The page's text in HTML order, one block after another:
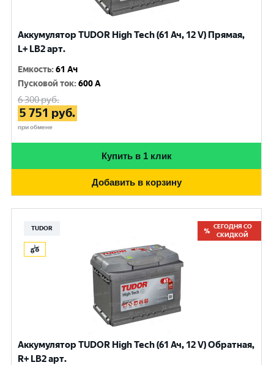
Аккумулятор TUDOR High Tech (61 Ач, 12 V) Прямая,
L+ LB2 арт.
Емкость:61 Ач
Пусковой ток:600 A
6 300руб.
5 751 руб.
при обмене
Купить в 1 клик
Добавить в корзину
TUDOR
СЕГОДНЯ СО
СКИДКОЙ
Аккумулятор TUDOR High Tech (61 Ач, 12 V) Обратная,
R+ LB2 арт.